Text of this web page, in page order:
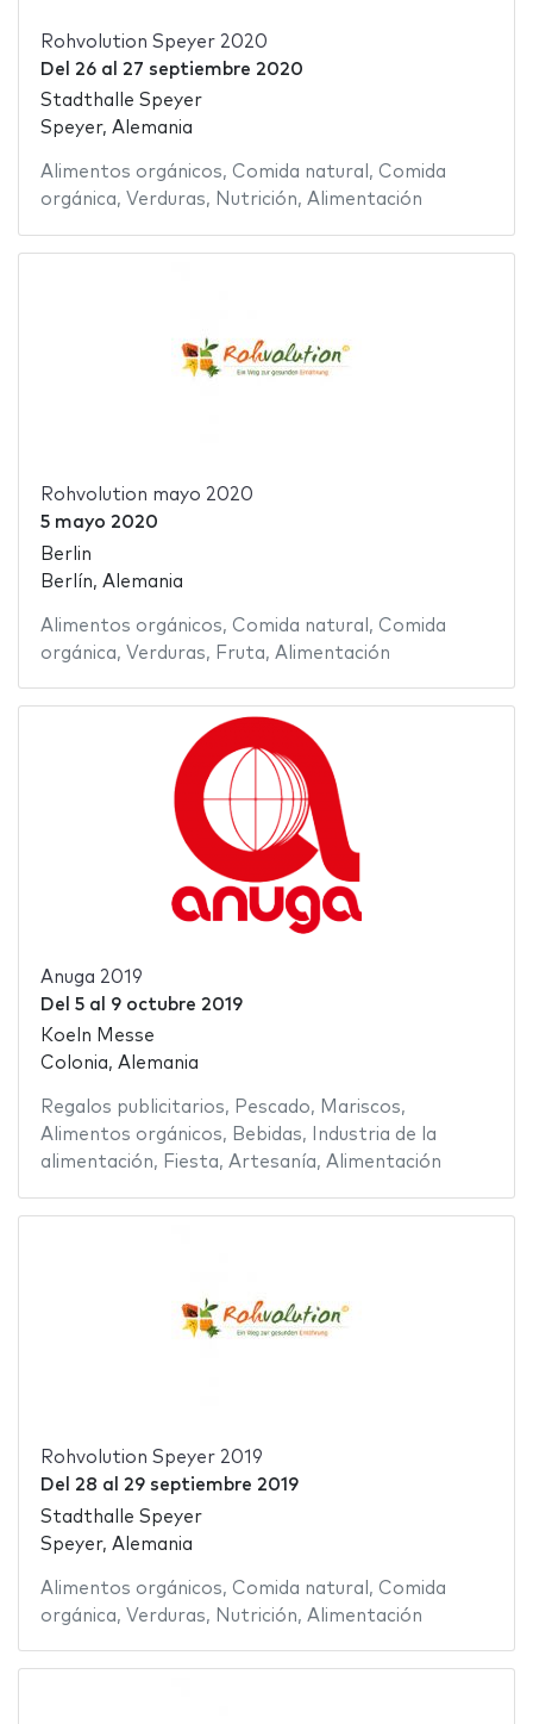
Rohvolution Speyer 2020
Del 26al 27 septiembre 2020
Stadthalle Speyer
Speyer, Alemania
Alimentos orgánicos, Comida natural , Comida
orgánica, Verduras, Nutrición, Alimentación
Rohvolution mayo 2020
5 mayo 2020
Berlin
Berlín, Alemania
Alimentos orgánicos, Comida natural , Comida
orgánica, Verduras, Fruta, Alimentación
Anuga 2019
Del 5al 9 octubre 2019
Koeln Messe
Colonia, Alemania
Regalos publicitarios, Pescado, Mariscos,
Alimentos orgánicos, Bebidas,
Industria de la
alimentación, Fiesta, Artesanía, Alimentación
Rohvolution Speyer 2019
Del 28 al 29 septiembre 2019
Stadthalle Speyer
Speyer, Alemania
Alimentos orgánicos, Comida natural , Comida
orgánica, Verduras, Nutrición, Alimentación